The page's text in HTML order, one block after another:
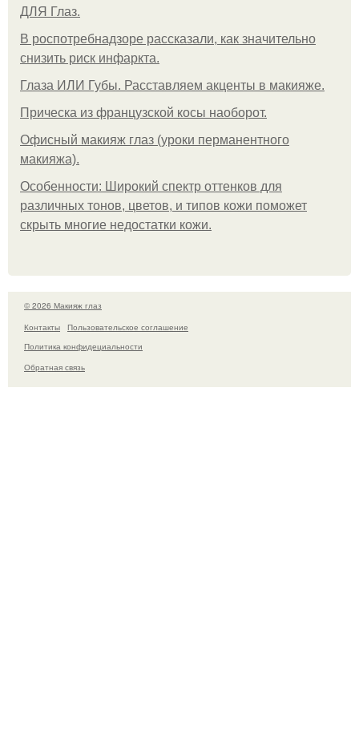
ДЛЯ Глаз.
В роспотребнадзоре рассказали, как значительно
снизить риск инфаркта.
Глаза ИЛИ Губы. Расставляем акценты в макияже.
Прическа из французской косы наоборот.
Офисный макияж глаз (уроки перманентного
макияжа).
Особенности: Широкий спектр оттенков для
различных тонов, цветов, и типов кожи поможет
скрыть многие недостатки кожи.
© 2026 Макияж глаз
Контакты
Пользовательское соглашение
Политика конфидециальности
Обратная связь